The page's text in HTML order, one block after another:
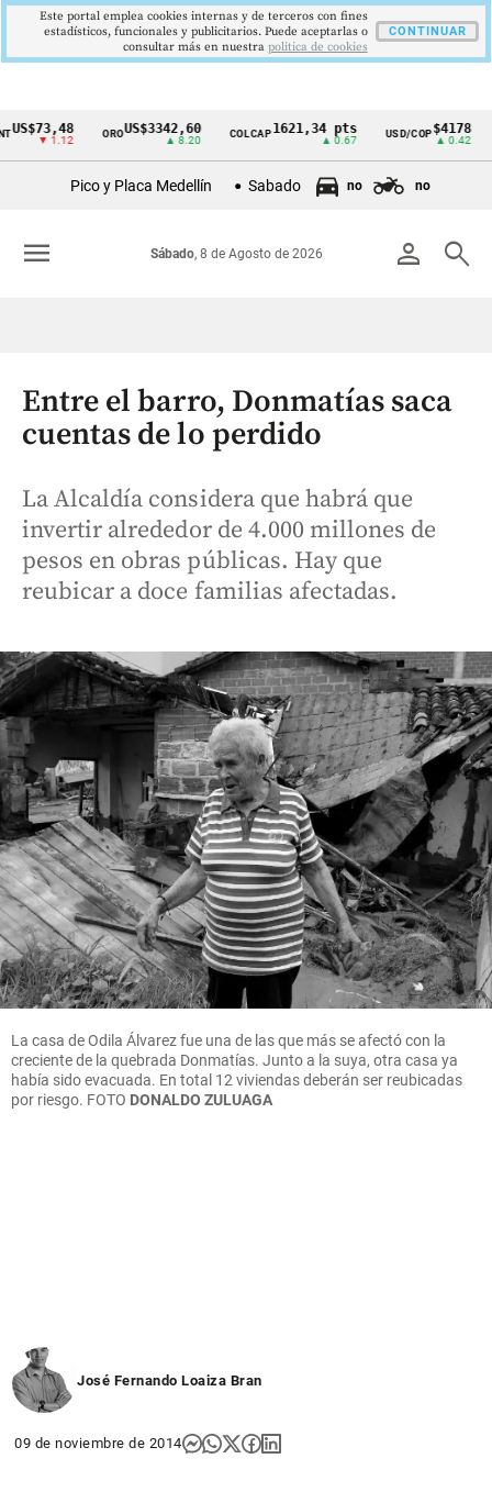
Cintillo
Colombia
▼ 1.12
ORO US$3342,60
▲ 8.20
COLCAP1621,34 pts
▲ 0.67
USD/COP$4178
▲ 0.42
Pico y Placa Medellín Sabado no no
person search
Sábado, 8 de Agosto de 2026
menu
Entre el barro, Donmatías saca
cuentas de lo perdido
La Alcaldía considera que habrá que
invertir alrededor de 4.000 millones de
pesos en obras públicas. Hay que
reubicar a doce familias afectadas.
La casa de Odila Álvarez fue una de las que más se afectó con la
creciente de la quebrada Donmatías. Junto a la suya, otra casa ya
había sido evacuada. En total 12 viviendas deberán ser reubicadas
por riesgo. FOTO DONALDO ZULUAGA
José Fernando Loaiza Bran
09 de noviembre de 2014
Este portal emplea cookies internas y de terceros con fines
estadísticos, funcionales y publicitarios. Puede aceptarlas o
consultar más en nuestra politica de cookies
CONTINUAR